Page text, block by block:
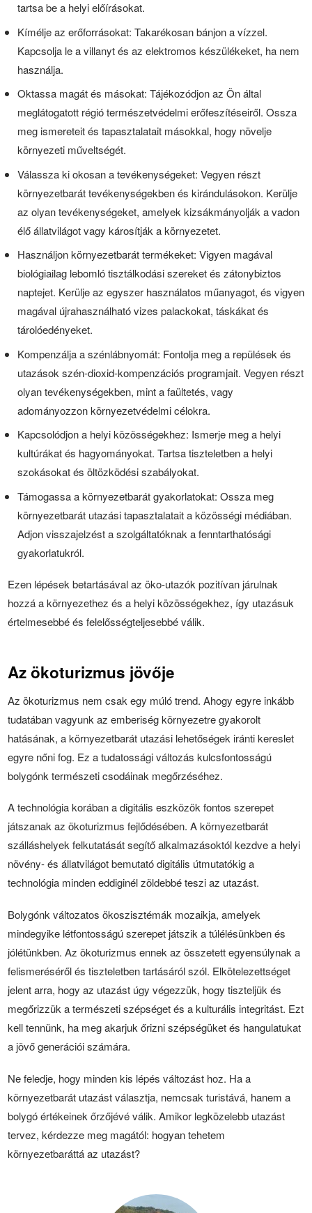
tartsa be a helyi előírásokat.
Kímélje az erőforrásokat: Takarékosan bánjon a vízzel.
Kapcsolja le a villanyt és az elektromos készülékeket, ha nem
használja.
Oktassa magát és másokat: Tájékozódjon az Ön által
meglátogatott régió természetvédelmi erőfeszítéseiről. Ossza
meg ismereteit és tapasztalatait másokkal, hogy növelje
környezeti műveltségét.
Válassza ki okosan a tevékenységeket: Vegyen részt
környezetbarát tevékenységekben és kirándulásokon. Kerülje
az olyan tevékenységeket, amelyek kizsákmányolják a vadon
élő állatvilágot vagy károsítják a környezetet.
Használjon környezetbarát termékeket: Vigyen magával
biológiailag lebomló tisztálkodási szereket és zátonybiztos
naptejet. Kerülje az egyszer használatos műanyagot, és vigyen
magával újrahasználható vizes palackokat, táskákat és
tárolóedényeket.
Kompenzálja a szénlábnyomát: Fontolja meg a repülések és
utazások szén-dioxid-kompenzációs programjait. Vegyen részt
olyan tevékenységekben, mint a faültetés, vagy
adományozzon környezetvédelmi célokra.
Kapcsolódjon a helyi közösségekhez: Ismerje meg a helyi
kultúrákat és hagyományokat. Tartsa tiszteletben a helyi
szokásokat és öltözködési szabályokat.
Támogassa a környezetbarát gyakorlatokat: Ossza meg
környezetbarát utazási tapasztalatait a közösségi médiában.
Adjon visszajelzést a szolgáltatóknak a fenntarthatósági
gyakorlatukról.
Ezen lépések betartásával az öko-utazók pozitívan járulnak
hozzá a környezethez és a helyi közösségekhez, így utazásuk
értelmesebbé és felelősségteljesebbé válik.
Az ökoturizmus jövője
Az ökoturizmus nem csak egy múló trend. Ahogy egyre inkább
tudatában vagyunk az emberiség környezetre gyakorolt
hatásának, a környezetbarát utazási lehetőségek iránti kereslet
egyre nőni fog. Ez a tudatossági változás kulcsfontosságú
bolygónk természeti csodáinak megőrzéséhez.
A technológia korában a digitális eszközök fontos szerepet
játszanak az ökoturizmus fejlődésében. A környezetbarát
szálláshelyek felkutatását segítő alkalmazásoktól kezdve a helyi
növény- és állatvilágot bemutató digitális útmutatókig a
technológia minden eddiginél zöldebbé teszi az utazást.
Bolygónk változatos ökoszisztémák mozaikja, amelyek
mindegyike létfontosságú szerepet játszik a túlélésünkben és
jólétünkben. Az ökoturizmus ennek az összetett egyensúlynak a
felismeréséről és tiszteletben tartásáról szól. Elkötelezettséget
jelent arra, hogy az utazást úgy végezzük, hogy tiszteljük és
megőrizzük a természeti szépséget és a kulturális integritást. Ezt
kell tennünk, ha meg akarjuk őrizni szépségüket és hangulatukat
a jövő generációi számára.
Ne feledje, hogy minden kis lépés változást hoz. Ha a
környezetbarát utazást választja, nemcsak turistává, hanem a
bolygó értékeinek őrzőjévé válik. Amikor legközelebb utazást
tervez, kérdezze meg magától: hogyan tehetem
környezetbaráttá az utazást?